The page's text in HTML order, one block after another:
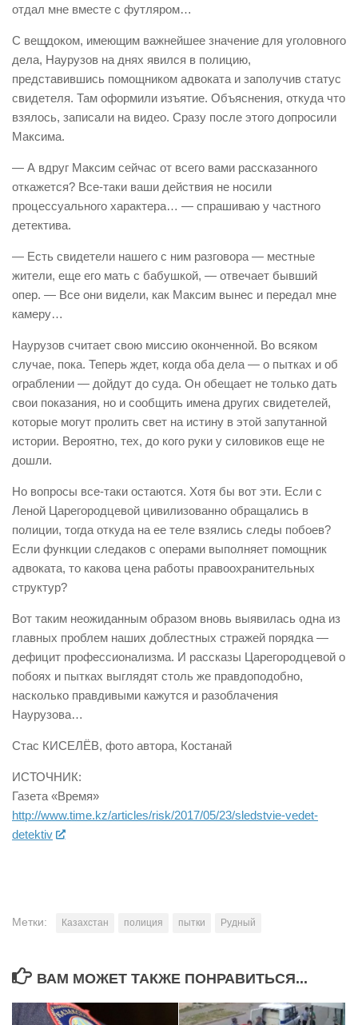
отдал мне вместе с футляром…
С вещдоком, имеющим важнейшее значение для уголовного
дела, Наурузов на днях явился в полицию,
представившись помощником адвоката и заполучив статус
свидетеля. Там оформили изъятие. Объяснения, откуда что
взялось, записали на видео. Сразу после этого допросили
Максима.
— А вдруг Максим сейчас от всего вами рассказанного
откажется? Все-таки ваши действия не носили
процессуального характера… — спрашиваю у частного
детектива.
— Есть свидетели нашего с ним разговора — местные
жители, еще его мать с бабушкой, — отвечает бывший
опер. — Все они видели, как Максим вынес и передал мне
камеру…
Наурузов считает свою миссию оконченной. Во всяком
случае, пока. Теперь ждет, когда оба дела — о пытках и об
ограблении — дойдут до суда. Он обещает не только дать
свои показания, но и сообщить имена других свидетелей,
которые могут пролить свет на истину в этой запутанной
истории. Вероятно, тех, до кого руки у силовиков еще не
дошли.
Но вопросы все-таки остаются. Хотя бы вот эти. Если с
Леной Царегородцевой цивилизованно обращались в
полиции, тогда откуда на ее теле взялись следы побоев?
Если функции следаков с операми выполняет помощник
адвоката, то какова цена работы правоохранительных
структур?
Вот таким неожиданным образом вновь выявилась одна из
главных проблем наших доблестных стражей порядка —
дефицит профессионализма. И рассказы Царегородцевой о
побоях и пытках выглядят столь же правдоподобно,
насколько правдивыми кажутся и разоблачения
Наурузова…
Стас КИСЕЛЁВ, фото автора, Костанай
ИСТОЧНИК:
Газета «Время»
http://www.time.kz/articles/risk/2017/05/23/sledstvie-vedet-
detektiv
Метки: Казахстан полиция пытки Рудный
ВАМ МОЖЕТ ТАКЖЕ ПОНРАВИТЬСЯ...